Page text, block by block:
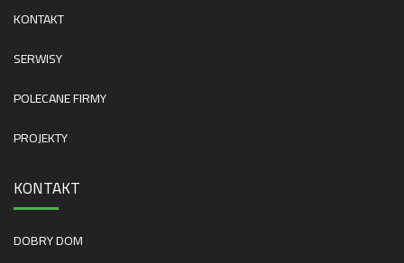
KONTAKT
SERWISY
POLECANE FIRMY
PROJEKTY
KONTAKT
DOBRY DOM